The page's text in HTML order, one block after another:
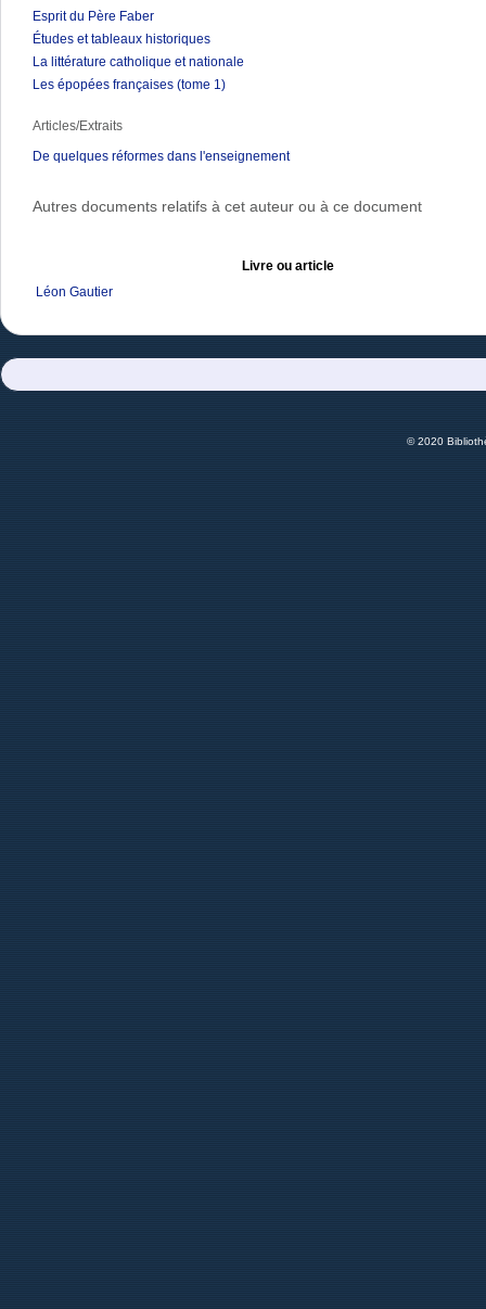
Esprit du Père Faber
Études et tableaux historiques
La littérature catholique et nationale
Les épopées françaises (tome 1)
Articles/Extraits
De quelques réformes dans l'enseignement
Autres documents relatifs à cet auteur ou à ce document
Livre ou article
Léon Gautier
© 2020